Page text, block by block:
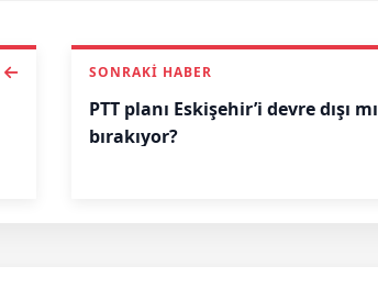
SONRAKI HABER
PTT planı Eskişehir’i devre dışı mı
bırakıyor?